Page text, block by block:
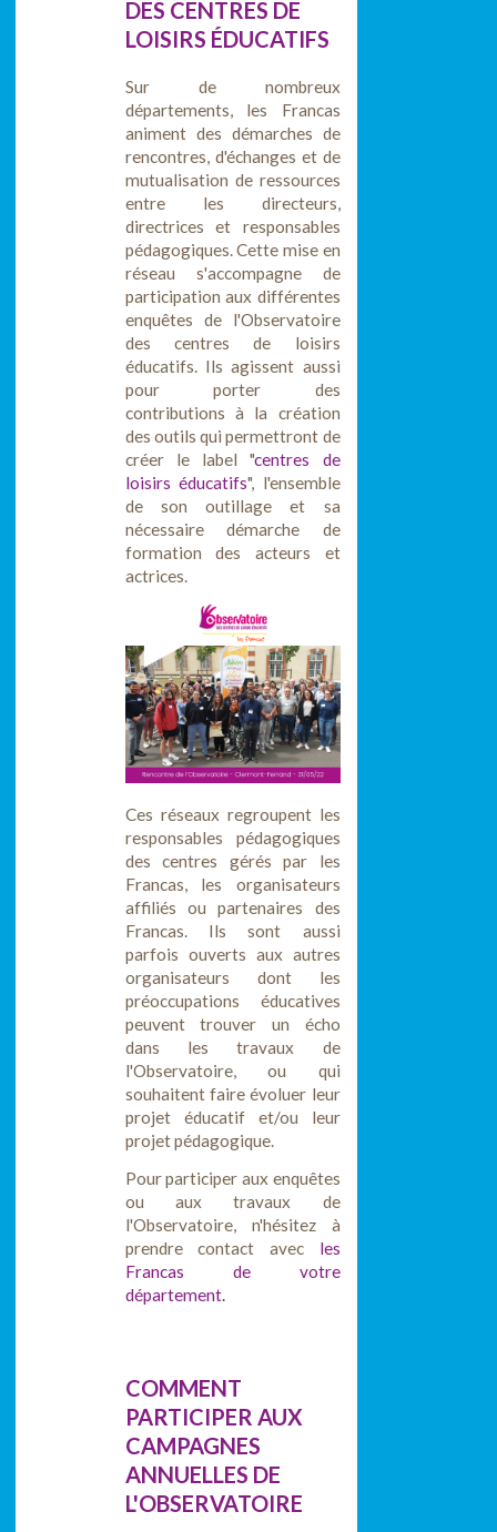
DES CENTRES DE
LOISIRS ÉDUCATIFS
Sur de nombreux
départements, les Francas
animent des démarches de
rencontres, d'échanges et de
mutualisation de ressources
entre les directeurs,
directrices et responsables
pédagogiques. Cette mise en
réseau s'accompagne de
participation aux différentes
enquêtes de l'Observatoire
des centres de loisirs
éducatifs. Ils agissent aussi
pour porter des
contributions à la création
des outils qui permettront de
créer le label "centres de
loisirs éducatifs", l'ensemble
de son outillage et sa
nécessaire démarche de
formation des acteurs et
actrices.
Ces réseaux regroupent les
responsables pédagogiques
des centres gérés par les
Francas, les organisateurs
affiliés ou partenaires des
Francas. Ils sont aussi
parfois ouverts aux autres
organisateurs dont les
préoccupations éducatives
peuvent trouver un écho
dans les travaux de
l'Observatoire, ou qui
souhaitent faire évoluer leur
projet éducatif et/ou leur
projet pédagogique.
Pour participer aux enquêtes
ou aux travaux de
l'Observatoire, n'hésitez à
prendre contact avec les
Francas de votre
département.
COMMENT
PARTICIPER AUX
CAMPAGNES
ANNUELLES DE
L'OBSERVATOIRE